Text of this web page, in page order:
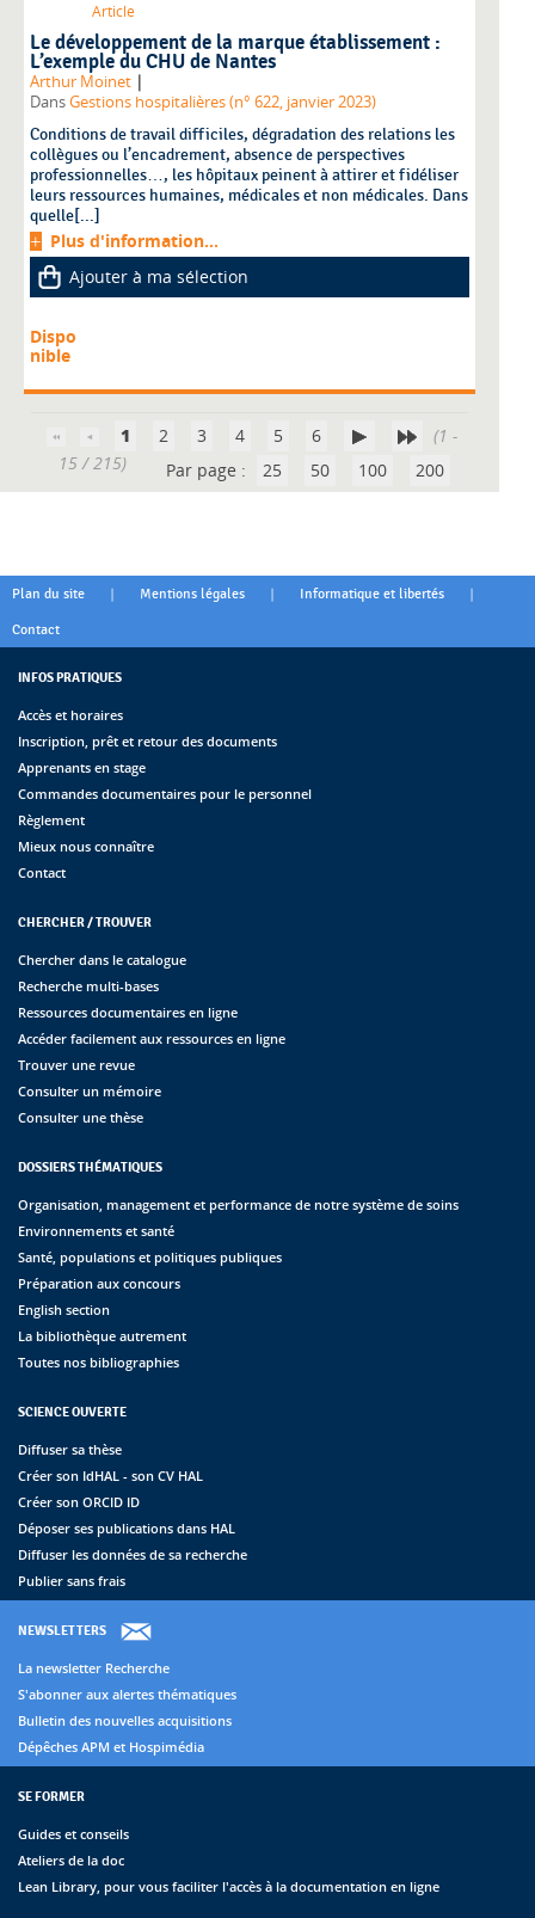
Article
Le développement de la marque établissement :
L’exemple du CHU de Nantes
Arthur Moinet |
DansGestions hospitalières (n° 622, janvier 2023)
Conditions de travail difficiles, dégradation des relations les
collègues ou l’encadrement, absence de perspectives
professionnelles…, les hôpitaux peinent à attirer et fidéliser
leurs ressources humaines, médicales et non médicales. Dans
quelle[...]
Plus d'information...
Ajouter à ma sélection
Dispo
nible
1 2 3 4 5 6
15 / 215)
Par page : 25 50 100 200
Plan du site | Mentions légales | Informatique et libertés |
Contact
INFOS PRATIQUES
Accès et horaires
Inscription, prêt et retour des documents
Apprenants en stage
Commandes documentaires pour le personnel
Règlement
Mieux nous connaître
Contact
CHERCHER / TROUVER
Chercher dans le catalogue
Recherche multi-bases
Ressources documentaires en ligne
Accéder facilement aux ressources en ligne
Trouver une revue
Consulter un mémoire
Consulter une thèse
DOSSIERS THÉMATIQUES
Organisation, management et performance de notre système de soins
Environnements et santé
Santé, populations et politiques publiques
Préparation aux concours
English section
La bibliothèque autrement
Toutes nos bibliographies
SCIENCE OUVERTE
Diffuser sa thèse
Créer son IdHAL - son CV HAL
Créer son ORCID ID
Déposer ses publications dans HAL
Diffuser les données de sa recherche
Publier sans frais
NEWSLETTERS
La newsletter Recherche
S'abonner aux alertes thématiques
Bulletin des nouvelles acquisitions
Dépêches APM et Hospimédia
SE FORMER
Guides et conseils
Ateliers de la doc
Lean Library, pour vous faciliter l'accès à la documentation en ligne